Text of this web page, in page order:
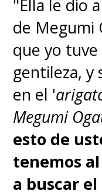
"Ella le dio
de Megumi
que yo
gentileza, y
en el '
Megumi
esto de
tenemos
a buscar